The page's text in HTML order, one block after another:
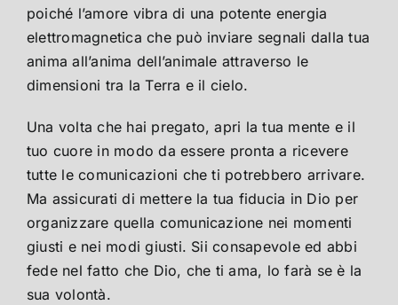
poiché l’amore vibra di una potente energia
elettromagnetica che può inviare segnali dalla tua
anima all’anima dell’animale attraverso le
dimensioni tra la Terra e il cielo.
Una volta che hai pregato, apri la tua mente e il
tuo cuore in modo da essere pronta a ricevere
tutte le comunicazioni che ti potrebbero arrivare.
Ma assicurati di mettere la tua fiducia in Dio per
organizzare quella comunicazione nei momenti
giusti e nei modi giusti. Sii consapevole ed abbi
fede nel fatto che Dio, che ti ama, lo farà se è la
sua volontà.